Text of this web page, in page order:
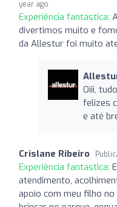
year ago
Experiência fantástica:
divertimos muito e
da Allestur foi muito
Oiii,
felizes
e até
Crislane Ribeiro
Experiência fantástica:
atendimento,
apoio com meu filho